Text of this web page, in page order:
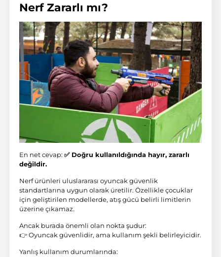
Nerf Zararlı mı?
En net cevap:✅ Doğru kullanıldığında hayır, zararlı
değildir.
Nerf ürünleri uluslararası oyuncak güvenlik
standartlarına uygun olarak üretilir. Özellikle çocuklar
için geliştirilen modellerde, atış gücü belirli limitlerin
üzerine çıkamaz.
Ancak burada önemli olan nokta şudur:
👉 Oyuncak güvenlidir, ama kullanım şekli belirleyicidir.
Yanlış kullanım durumlarında: